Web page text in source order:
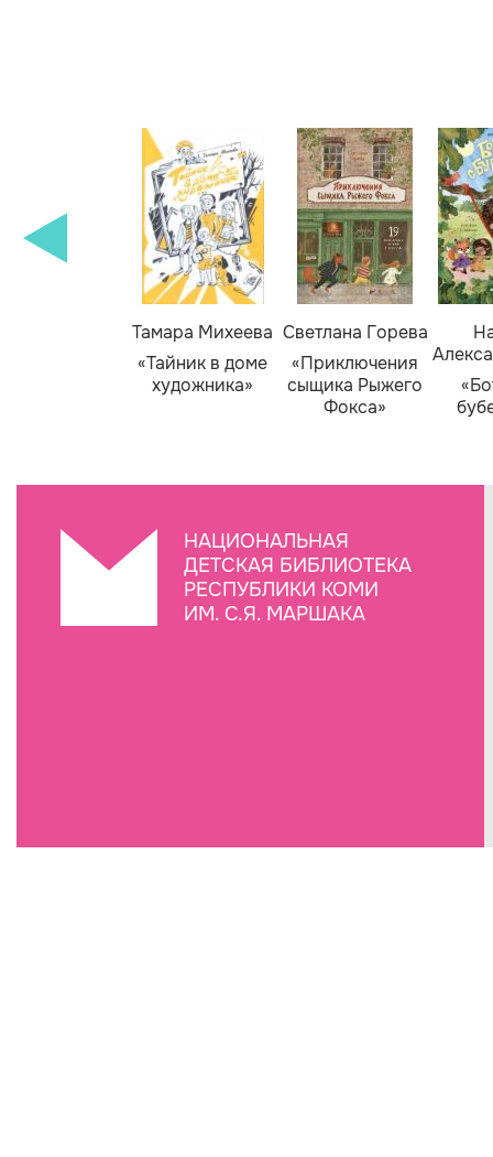
Тамара Михеева
«Тайник в доме
художника»
Светлана Горева
«Приключения
сыщика Рыжего
Фокса»
НАЦИОНАЛЬНАЯ
ДЕТСКАЯ БИБЛИОТЕКА
РЕСПУБЛИКИ КОМИ
ИМ. С.Я. МАРШАКА